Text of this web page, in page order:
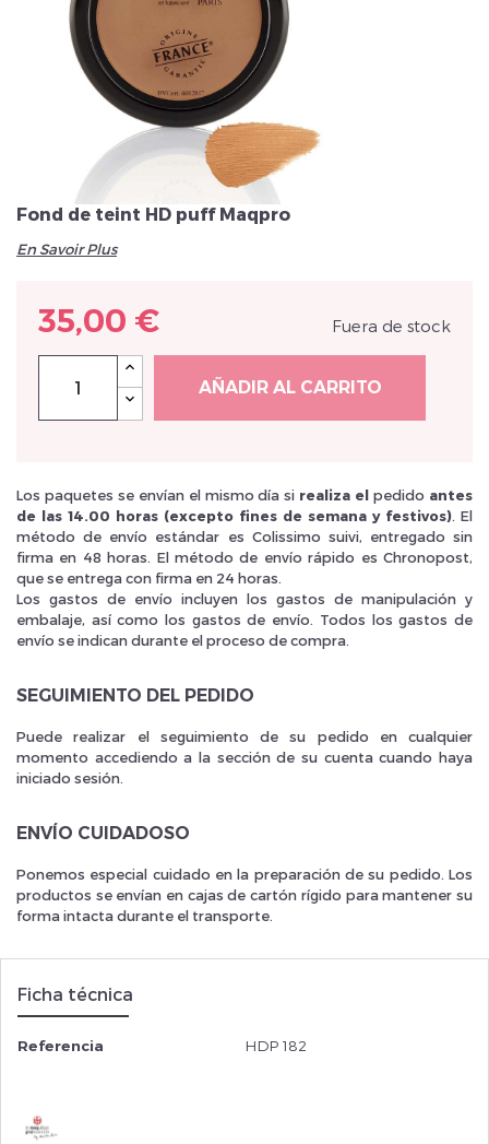
Veuillez réinitialiser votre mot de passe
Inscrivez vous et ainsi bénéficier des tarifs professionnel
Fond de teint HD puff Maqpro
En Savoir Plus
35,00 € Fuera de stock
AÑADIR AL CARRITO
Los paquetes se envían el mismo día si realiza el pedido antes
de las 14.00 horas (excepto fines de semana y festivos) . El
método de envío estándar es Colissimo suivi, entregado sin
firma en 48 horas. El método de envío rápido es Chronopost,
que se entrega con firma en 24 horas.
Los gastos de envío incluyen los gastos de manipulación y
embalaje, así como los gastos de envío. Todos los gastos de
envío se indican durante el proceso de compra.
SEGUIMIENTO DEL PEDIDO
Puede realizar el seguimiento de su pedido en cualquier
momento accediendo a la sección de su cuenta cuando haya
iniciado sesión.
ENVÍO CUIDADOSO
Ponemos especial cuidado en la preparación de su pedido. Los
productos se envían en cajas de cartón rígido para mantener su
forma intacta durante el transporte.
Ficha técnica
Referencia HDP 182